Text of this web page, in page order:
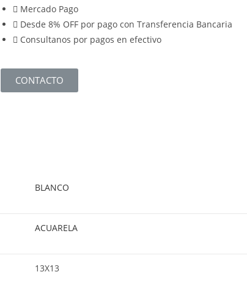
Mercado Pago
Desde 8% OFF por pago con Transferencia Bancaria
Consultanos por pagos en efectivo
CONTACTO
BLANCO
ACUARELA
13X13